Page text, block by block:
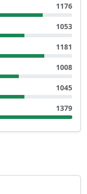
1176
1053
1181
1008
1045
1379